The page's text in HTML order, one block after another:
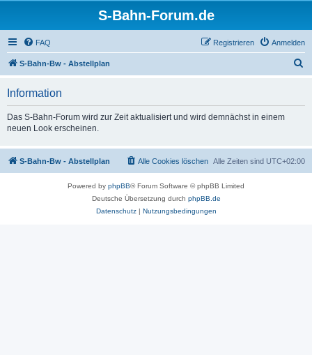
S-Bahn-Forum.de
FAQ Anmelden
Registrieren
S-Bahn-Bw - Abstellplan
Information
Das S-Bahn-Forum wird zur Zeit aktualisiert und wird demnächst in einem
neuen Look erscheinen.
S-Bahn-Bw - Abstellplan Alle Zeiten sind UTC+02:00
Alle Cookies löschen
Powered by phpBB® Forum Software © phpBB Limited
Deutsche Übersetzung durch phpBB.de
Datenschutz| Nutzungsbedingungen